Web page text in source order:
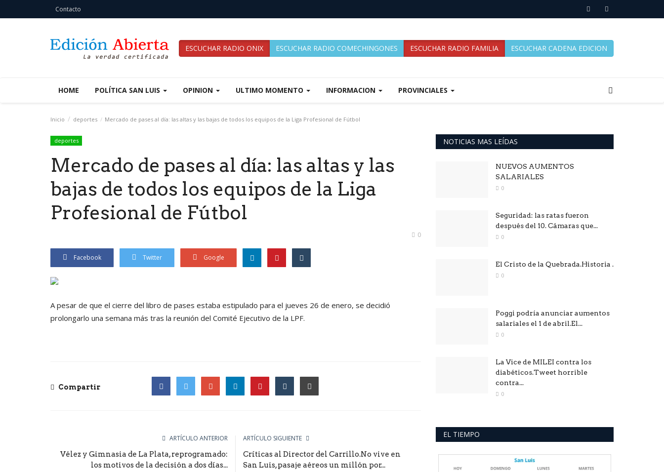
Contacto
ESCUCHAR RADIO ONIX ESCUCHAR RADIO COMECHINGONES ESCUCHAR RADIO FAMILIA ESCUCHAR CADENA EDICION
HOME POLÍTICA SAN LUIS OPINION ULTIMO MOMENTO INFORMACION PROVINCIALES
Inicio deportes Mercado de pases al día: las altas y las bajas de todos los equipos de la Liga Profesional de Fútbol
deportes
Mercado de pases al día: las altas y las
bajas de todos los equipos de la Liga
Profesional de Fútbol
0
Facebook Twitter Google
A pesar de que el cierre del libro de pases estaba estipulado para el jueves 26 de enero, se decidió
prolongarlo una semana más tras la reunión del Comité Ejecutivo de la LPF.
Compartir
ARTÍCULO ANTERIOR
Vélez y Gimnasia de La Plata, reprogramado:
los motivos de la decisión a dos días...
ARTÍCULO SIGUIENTE
Críticas al Director del Carrillo.No vive en
San Luis, pasaje aéreos un millón por...
NOTICIAS MAS LEÍDAS
NUEVOS AUMENTOS
SALARIALES
0
Seguridad: las ratas fueron
después del 10. Cámaras que...
0
El Cristo de la Quebrada.Historia .
0
Poggi podría anunciar aumentos
salariales el 1 de abril.El...
0
La Vice de MILEI contra los
diabéticos.Tweet horrible
contra...
0
EL TIEMPO